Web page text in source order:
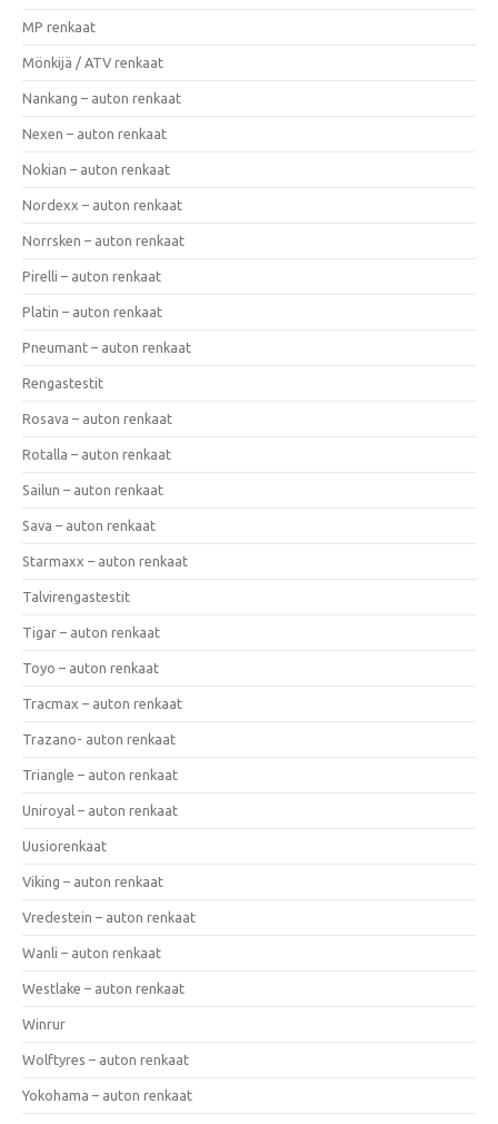
MP renkaat
Mönkijä / ATV renkaat
Nankang – auton renkaat
Nexen – auton renkaat
Nokian – auton renkaat
Nordexx – auton renkaat
Norrsken – auton renkaat
Pirelli – auton renkaat
Platin – auton renkaat
Pneumant – auton renkaat
Rengastestit
Rosava – auton renkaat
Rotalla – auton renkaat
Sailun – auton renkaat
Sava – auton renkaat
Starmaxx – auton renkaat
Talvirengastestit
Tigar – auton renkaat
Toyo – auton renkaat
Tracmax – auton renkaat
Trazano- auton renkaat
Triangle – auton renkaat
Uniroyal – auton renkaat
Uusiorenkaat
Viking – auton renkaat
Vredestein – auton renkaat
Wanli – auton renkaat
Westlake – auton renkaat
Winrur
Wolftyres – auton renkaat
Yokohama – auton renkaat